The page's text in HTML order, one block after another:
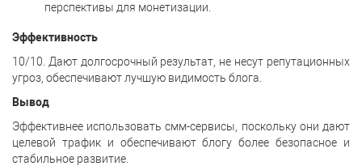
перспективы для монетизации.
Эффективность
10/10. Дают долгосрочный результат, не несут репутационных
угроз, обеспечивают лучшую видимость блога.
Вывод
Эффективнее использовать смм-сервисы, поскольку они дают
целевой трафик и обеспечивают блогу более безопасное и
стабильное развитие.